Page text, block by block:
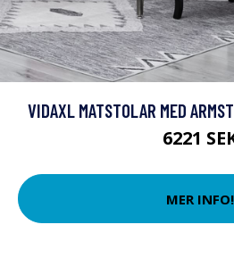
VIDAXL MATSTOLAR MED
6221
MER INFO!